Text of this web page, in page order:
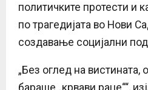
политичките протести и
по трагедијата во Нови
создавање социјални
„Без оглед на вистината,
бараше „крвави раце““,